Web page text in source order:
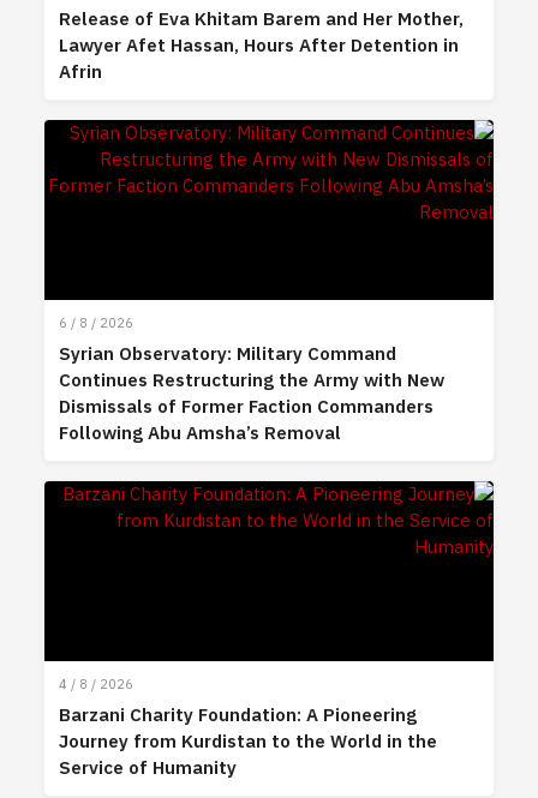
Release of Eva Khitam Barem and Her Mother,
Lawyer Afet Hassan, Hours After Detention in
Afrin
6 / 8 / 2026
Syrian Observatory: Military Command
Continues Restructuring the Army with New
Dismissals of Former Faction Commanders
Following Abu Amsha’s Removal
4 / 8 / 2026
Barzani Charity Foundation: A Pioneering
Journey from Kurdistan to the World in the
Service of Humanity